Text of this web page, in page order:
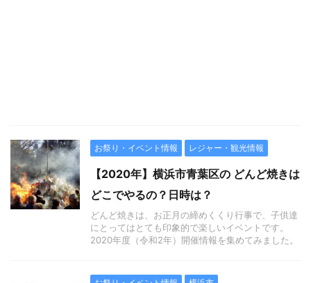
お祭り・イベント情報 レジャー・観光情報
【2020年】横浜市青葉区の どんど焼きは
どこでやるの？日時は？
どんど焼きは、お正月の締めくくり行事で、子供達
にとってはとても印象的で楽しいイベントです。
2020年度（令和2年）開催情報を集めてみました。